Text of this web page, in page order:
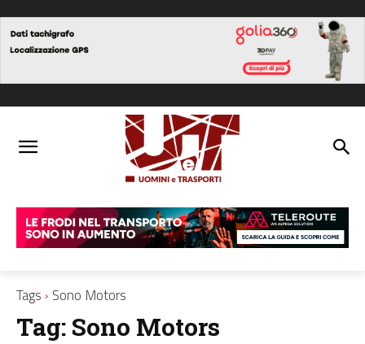
Tags Sono Motors
Tag: Sono Motors